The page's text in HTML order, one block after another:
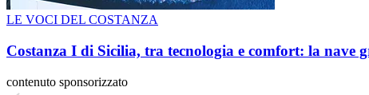
LE VOCI DEL COSTANZA
Costanza I di Sicilia, tra tecnologia e comfort: la nave
contenuto sponsorizzato